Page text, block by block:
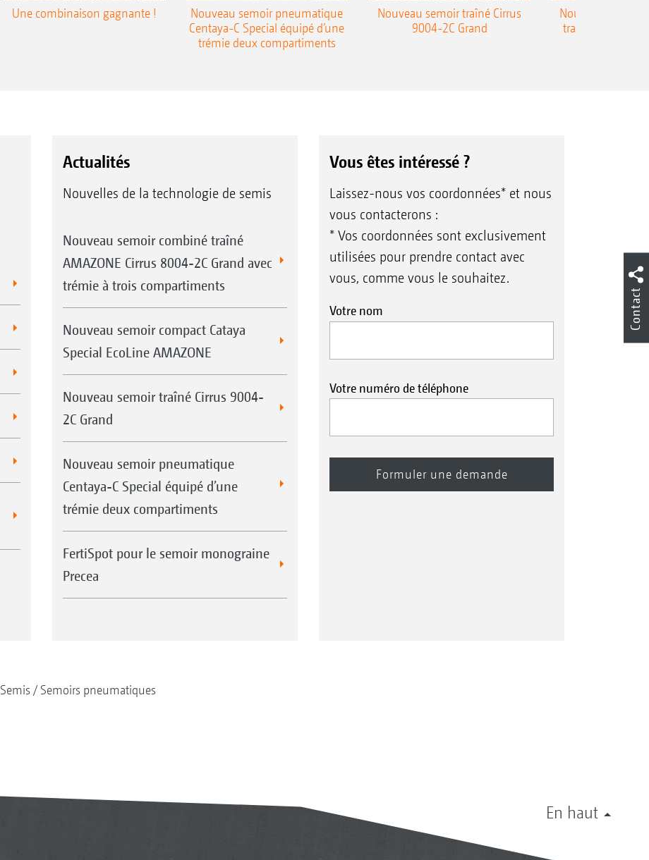
Une combinaison gagnante !
Nouveau semoir pneumatique
Centaya-C Special équipé d’une
trémie deux compartiments
Nouveau semoir traîné Cirrus
9004-2C Grand
Nouveau semoir
traîné Precea-
Actualités
Nouvelles de la technologie de semis
Nouveau semoir combiné traîné
AMAZONE Cirrus 8004-2C Grand avec
trémie à trois compartiments
Nouveau semoir compact Cataya
Special EcoLine AMAZONE
Nouveau semoir traîné Cirrus 9004-
2C Grand
Nouveau semoir pneumatique
Centaya-C Special équipé d’une
trémie deux compartiments
FertiSpot pour le semoir monograine
Precea
Vous êtes intéressé ?
Laissez-nous vos coordonnées* et nous
vous contacterons :
* Vos coordonnées sont exclusivement
utilisées pour prendre contact avec
vous, comme vous le souhaitez.
Votre nom
Votre numéro de téléphone
Semis Semoirs pneumatiques
En haut
Contact